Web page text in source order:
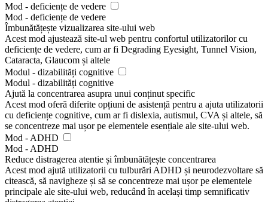
Mod - deficiențe de vedere
Mod - deficiențe de vedere
Îmbunătățește vizualizarea site-ului web
Acest mod ajustează site-ul web pentru confortul utilizatorilor cu
deficiențe de vedere, cum ar fi Degrading Eyesight, Tunnel Vision,
Cataracta, Glaucom și altele
Modul - dizabilități cognitive
Modul - dizabilități cognitive
Ajută la concentrarea asupra unui conținut specific
Acest mod oferă diferite opțiuni de asistență pentru a ajuta utilizatorii
cu deficiențe cognitive, cum ar fi dislexia, autismul, CVA și altele, să
se concentreze mai ușor pe elementele esențiale ale site-ului web.
Mod - ADHD
Mod - ADHD
Reduce distragerea atentie și îmbunătățește concentrarea
Acest mod ajută utilizatorii cu tulburări ADHD și neurodezvoltare să
citească, să navigheze și să se concentreze mai ușor pe elementele
principale ale site-ului web, reducând în același timp semnificativ